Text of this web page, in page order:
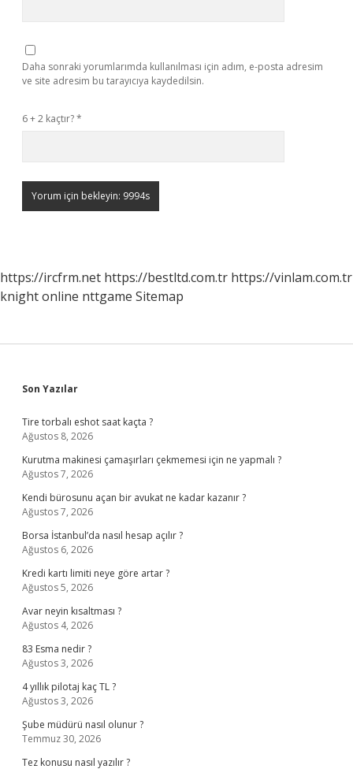
Daha sonraki yorumlarımda kullanılması için adım, e-posta adresim
ve site adresim bu tarayıcıya kaydedilsin.
6 + 2 kaçtır?*
https://ircfrm.net https://bestltd.com.tr https://vinlam.com.tr
knight online nttgame Sitemap
Sidebar
Son Yazılar
Tire torbalı eshot saat kaçta ?
Ağustos 8, 2026
Kurutma makinesi çamaşırları çekmemesi için ne yapmalı ?
Ağustos 7, 2026
Kendi bürosunu açan bir avukat ne kadar kazanır ?
Ağustos 7, 2026
Borsa İstanbul’da nasıl hesap açılır ?
Ağustos 6, 2026
Kredi kartı limiti neye göre artar ?
Ağustos 5, 2026
Avar neyin kısaltması ?
Ağustos 4, 2026
83 Esma nedir ?
Ağustos 3, 2026
4 yıllık pilotaj kaç TL ?
Ağustos 3, 2026
Şube müdürü nasıl olunur ?
Temmuz 30, 2026
Tez konusu nasıl yazılır ?